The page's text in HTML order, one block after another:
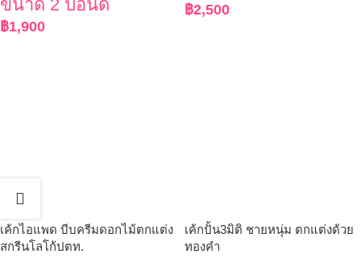
ขนาด 2 ปอนด์
฿1,900
฿2,500
เค้กไอแพด บีบครีมดอกไม้ตกแต่ง
สกรีนโลโก้ปตท.
เค้กปั้น3มิติ ชายหนุ่ม ตกแต่งด้วย
ทองคำ